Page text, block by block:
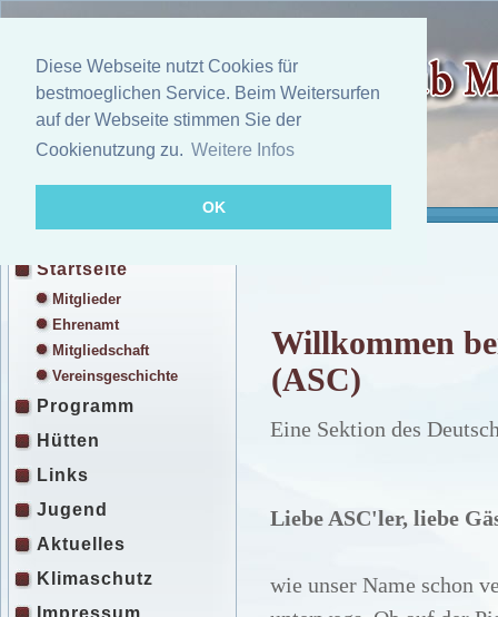
Diese Webseite nutzt Cookies für
bestmoeglichen Service. Beim Weitersurfen
auf der Webseite stimmen Sie der
Cookienutzung zu. Weitere Infos
OK
Startseite
Mitglieder
Ehrenamt
Mitgliedschaft
Vereinsgeschichte
Programm
Hütten
Links
Jugend
Aktuelles
Klimaschutz
Impressum
Willkommen
(ASC)
Eine Sektion des
Liebe ASC'ler, liebe
wie unser Name schon